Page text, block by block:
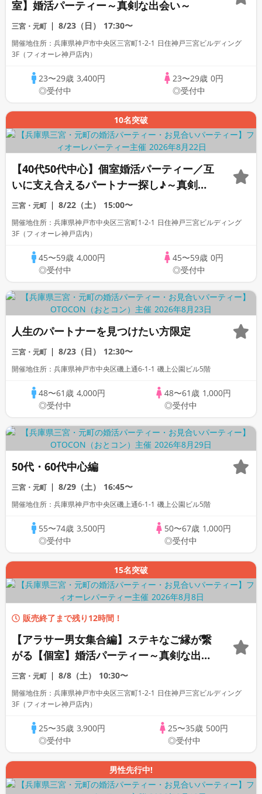
室】婚活パーティー～真剣な出会い～
三宮・元町 8/23（日） 17:30〜
開催地住所：兵庫県神戸市中央区三宮町1-2-1 日住神戸三宮ビルディング
3F（フィオーレ神戸店内）
23〜29歳 3,400円
◎受付中
23〜29歳 0円
◎受付中
10名突破
【40代50代中心】個室婚活パーティー／互
いに支え合えるパートナー探し♪～真剣な
出会い～
三宮・元町 8/22（土） 15:00〜
開催地住所：兵庫県神戸市中央区三宮町1-2-1 日住神戸三宮ビルディング
3F（フィオーレ神戸店内）
45〜59歳 4,000円
◎受付中
45〜59歳 0円
◎受付中
人生のパートナーを見つけたい方限定
三宮・元町 8/23（日） 12:30〜
開催地住所：兵庫県神戸市中央区磯上通6-1-1 磯上公園ビル5階
48〜61歳 4,000円
◎受付中
48〜61歳 1,000円
◎受付中
50代・60代中心編
三宮・元町 8/29（土） 16:45〜
開催地住所：兵庫県神戸市中央区磯上通6-1-1 磯上公園ビル5階
55〜74歳 3,500円
◎受付中
50〜67歳 1,000円
◎受付中
15名突破
販売終了まで残り12時間！
【アラサー男女集合編】ステキなご縁が繋
がる【個室】婚活パーティー～真剣な出会
い～
三宮・元町 8/8（土） 10:30〜
開催地住所：兵庫県神戸市中央区三宮町1-2-1 日住神戸三宮ビルディング
3F（フィオーレ神戸店内）
25〜35歳 3,900円
◎受付中
25〜35歳 500円
◎受付中
男性先行中!